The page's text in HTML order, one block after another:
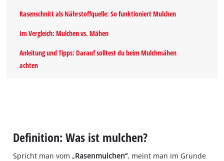
Rasenschnitt als Nährstoffquelle: So funktioniert Mulchen
Im Vergleich: Mulchen vs. Mähen
Anleitung und Tipps: Darauf solltest du beim Mulchmähen
achten
Definition: Was ist mulchen?
Spricht man vom „Rasenmulchen“, meint man im Grunde